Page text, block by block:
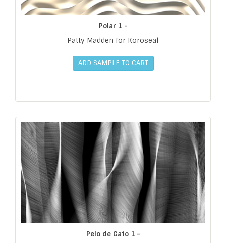
Polar 1 -
Patty Madden for Koroseal
ADD SAMPLE TO CART
Pelo de Gato 1 -